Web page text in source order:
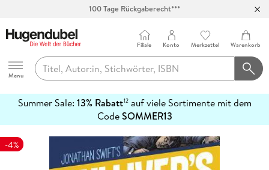
100 Tage Rückgaberecht***
Hugendubel
Menu
Filiale Konto Merkzettel Warenkorb
Summer Sale: 13% Rabatt12auf viele Sortimente mit dem
CodeSOMMER13
erfahren
-4%